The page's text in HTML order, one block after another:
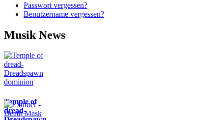
Passwort vergessen?
Benutzername vergessen?
Musik News
Temple of
dread-